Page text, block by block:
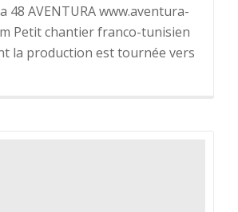
48 AVENTURA www.aventura-
Petit chantier franco-tunisien
la production est tournée vers